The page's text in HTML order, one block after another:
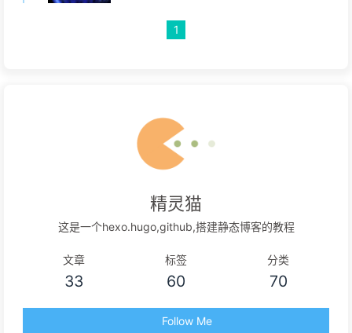
1
精灵猫
这是一个hexo.hugo,github,搭建静态博客的教程
文章
33
标签
60
分类
70
Follow Me